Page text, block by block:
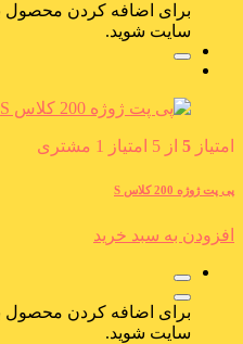
برای اضافه کردن محصول
سایت شوید.
امتیاز 5 از 5 امتیاز 1 مشتری
پی پت ژوژه 200 کلاس S
افزودن به سبد خرید
برای اضافه کردن محصول
سایت شوید.